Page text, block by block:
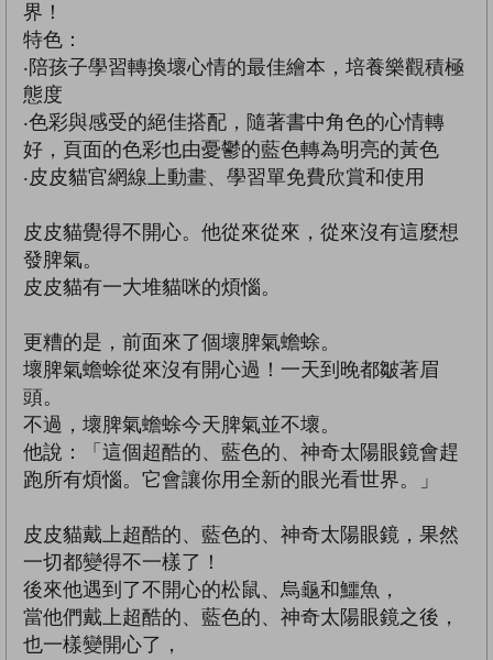
界！
特色：
‧陪孩子學習轉換壞心情的最佳繪本，培養樂觀積極
態度
‧色彩與感受的絕佳搭配，隨著書中角色的心情轉
好，頁面的色彩也由憂鬱的藍色轉為明亮的黃色
‧皮皮貓官網線上動畫、學習單免費欣賞和使用
皮皮貓覺得不開心。他從來從來，從來沒有這麼想
發脾氣。
皮皮貓有一大堆貓咪的煩惱。
更糟的是，前面來了個壞脾氣蟾蜍。
壞脾氣蟾蜍從來沒有開心過！一天到晚都皺著眉
頭。
不過，壞脾氣蟾蜍今天脾氣並不壞。
他說：「這個超酷的、藍色的、神奇太陽眼鏡會趕
跑所有煩惱。它會讓你用全新的眼光看世界。」
皮皮貓戴上超酷的、藍色的、神奇太陽眼鏡，果然
一切都變得不一樣了！
後來他遇到了不開心的松鼠、烏龜和鱷魚，
當他們戴上超酷的、藍色的、神奇太陽眼鏡之後，
也一樣變開心了，